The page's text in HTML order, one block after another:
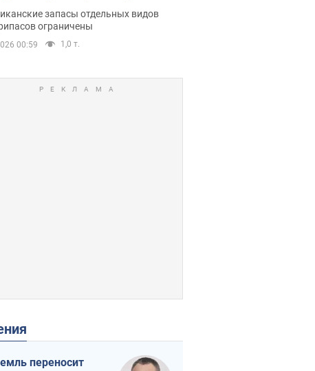
запасы отдельных видов
ограничены
00:59 1,0 т.
переносит